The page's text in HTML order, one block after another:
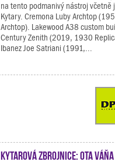
na tento podmanivý nástroj včetně
Kytary. Cremona Luby Archtop
Archtop). Lakewood A38 custom
Century Zenith (2019, 1930
Ibanez Joe Satriani (1991,...
Kytarová zbrojnice: Ota Váňa